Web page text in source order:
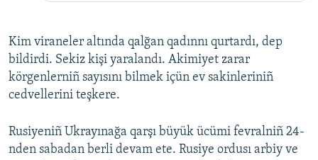
Kim viraneler altında qalğan qadınnı qurtardı, dep
bildirdi. Sekiz kişi yaralandı. Akimiyet zarar
körgenlerniñ sayısını bilmek içün ev sakinleriniñ
cedvellerini teşkere.
Rusiyeniñ Ukrayınağa qarşı büyük ücümi fevralniñ 24-
nden sabadan berli devam ete. Rusiye ordusı arbiy ve